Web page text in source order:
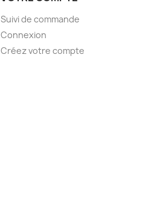
Suivi de commande
Connexion
Créez votre compte